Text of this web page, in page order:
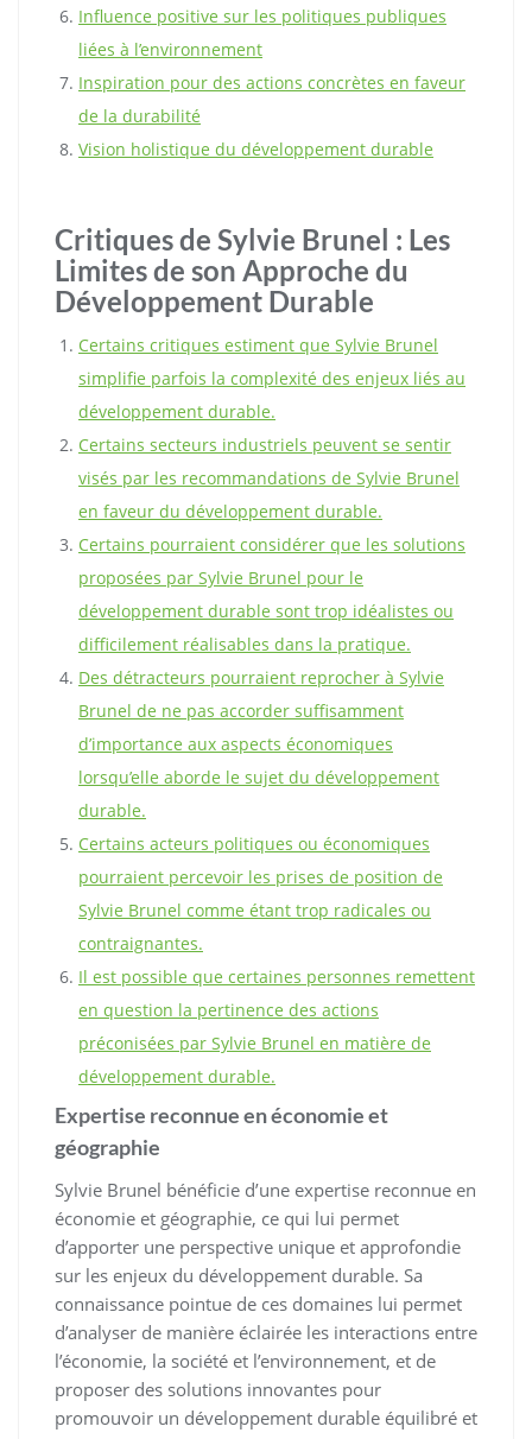
Influence positive sur les politiques publiques
liées à l’environnement
Inspiration pour des actions concrètes en faveur
de la durabilité
Vision holistique du développement durable
Critiques de Sylvie Brunel : Les
Limites de son Approche du
Développement Durable
Certains critiques estiment que Sylvie Brunel
simplifie parfois la complexité des enjeux liés au
développement durable.
Certains secteurs industriels peuvent se sentir
visés par les recommandations de Sylvie Brunel
en faveur du développement durable.
Certains pourraient considérer que les solutions
proposées par Sylvie Brunel pour le
développement durable sont trop idéalistes ou
difficilement réalisables dans la pratique.
Des détracteurs pourraient reprocher à Sylvie
Brunel de ne pas accorder suffisamment
d’importance aux aspects économiques
lorsqu’elle aborde le sujet du développement
durable.
Certains acteurs politiques ou économiques
pourraient percevoir les prises de position de
Sylvie Brunel comme étant trop radicales ou
contraignantes.
Il est possible que certaines personnes remettent
en question la pertinence des actions
préconisées par Sylvie Brunel en matière de
développement durable.
Expertise reconnue en économie et
géographie
Sylvie Brunel bénéficie d’une expertise reconnue en
économie et géographie, ce qui lui permet
d’apporter une perspective unique et approfondie
sur les enjeux du développement durable. Sa
connaissance pointue de ces domaines lui permet
d’analyser de manière éclairée les interactions entre
l’économie, la société et l’environnement, et de
proposer des solutions innovantes pour
promouvoir un développement durable équilibré et